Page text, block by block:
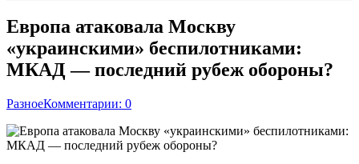
Европа атаковала Москву
«украинскими» беспилотниками:
МКАД — последний рубеж обороны?
РазноеКомментарии: 0